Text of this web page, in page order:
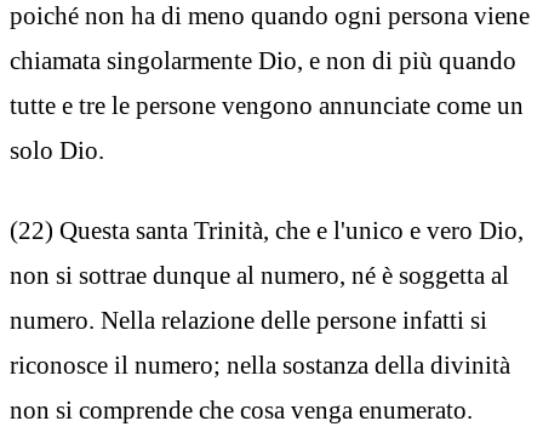
poiché non ha di meno quando ogni persona viene
chiamata singolarmente Dio, e non di più quando
tutte e tre le persone vengono annunciate come un
solo Dio.
(22) Questa santa Trinità, che e l'unico e vero Dio,
non si sottrae dunque al numero, né è soggetta al
numero. Nella relazione delle persone infatti si
riconosce il numero; nella sostanza della divinità
non si comprende che cosa venga enumerato.